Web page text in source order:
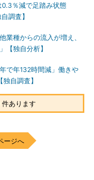
0.3％減で足踏み状態
調査】
業種からの流入が増え、
【独自分析】
で年132時間減」働きや
自調査】
あります
ージへ